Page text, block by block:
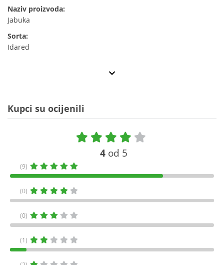
Naziv proizvoda:
Jabuka
Sorta:
Idared
Kupci su ocijenili
4 od 5
(9)
(0)
(0)
(1)